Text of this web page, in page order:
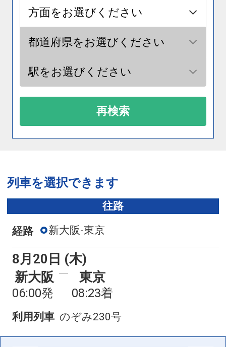
再検索
列車を選択できます
往路
経路 新大阪-東京
8月20日 (木)
新大阪
06:00発
東京
08:23着
利用列車 のぞみ230号